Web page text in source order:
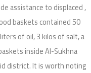
assistance to displaced ,
of oil, 3 kilos of salt, a
inside Al-Sukhna
district. It is worth noting